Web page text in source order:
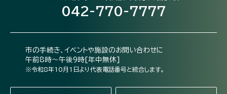
042-770-7777
市の手続き、イベントや施設のお問い合わせに
午前8時～午後9時[年中無休]
※令和8年10月1日より代表電話番号と統合します。